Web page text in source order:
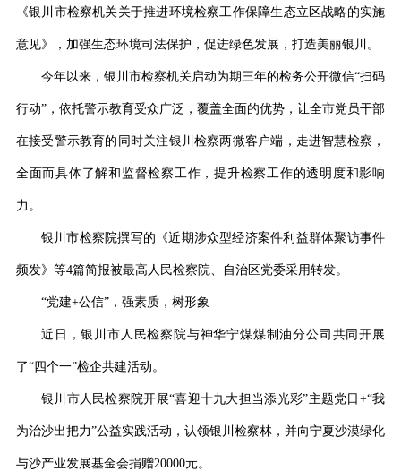
《银川市检察机关关于推进环境检察工作保障生态立区战略的实施
意见》 ， 加强生态环境司法保护，促进绿色发展，打造美丽银川。
今年以来，银川市检察机关启动为期三年的检务公开微信“扫码
行动”，依托警示教育受众广泛，覆盖全面的优势，让全市党员干部
在接受警示教育的同时关注银川检察两微客户端，走进智慧检察，
全面而具体了解和监督检察工作，提升检察工作的透明度和影响
力。
银川市检察院撰写的《近期涉众型经济案件利益群体聚访事件
频发》等4篇简报被最高人民检察院、自治区党委采用转发。
“党建+公信”，强素质，树形象
近日，银川市人民检察院与神华宁煤煤制油分公司共同开展
了“四个一”检企共建活动。
银川市人民检察院开展“喜迎十九大担当添光彩”主题党日+“我
为治沙出把力”公益实践活动 ，认领银川检察林，并向宁夏沙漠绿化
与沙产业发展基金会捐赠20000元。